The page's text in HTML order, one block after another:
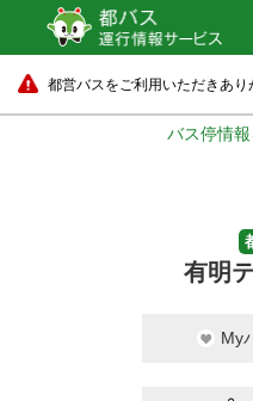
都営バスをご利用いただきあり
バス停情
有明
My